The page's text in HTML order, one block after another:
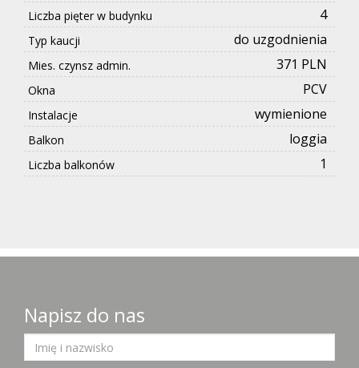
Liczba pięter w budynku 4
Typ kaucji do uzgodnienia
Mies. czynsz admin. 371 PLN
Okna PCV
Instalacje wymienione
Balkon loggia
Liczba balkonów 1
Napisz do nas